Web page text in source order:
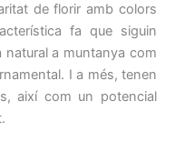
de florir amb colors
fa que siguin
natural a muntanya com
I a més, tenen
així com un potencial